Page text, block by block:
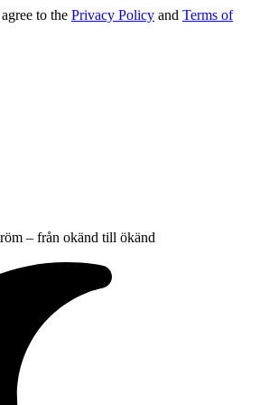
to the Privacy Policy and Terms of
– från okänd till ökänd